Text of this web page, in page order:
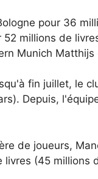
pour 36
millions de
Munich
fin juillet, le
Depuis,
de joueurs,
(45